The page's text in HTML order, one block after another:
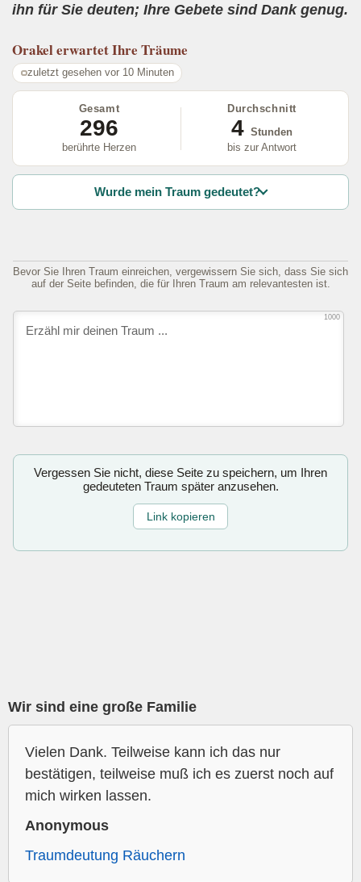
ihn für Sie deuten; Ihre Gebete sind Dank genug.
Orakelerwartet Ihre Träume
zuletzt gesehen vor 10 Minuten
Gesamt
296
berührte Herzen
Durchschnitt
4 Stunden
bis zur Antwort
Wurde mein Traum gedeutet?
Bevor Sie Ihren Traum einreichen, vergewissern Sie sich, dass Sie sich
auf der Seite befinden, die für Ihren Traum am relevantesten ist.
1000
Vergessen Sie nicht, diese Seite zu speichern, um Ihren
gedeuteten Traum später anzusehen.
Link kopieren
Wir sind eine große Familie
Vielen Dank. Teilweise kann ich das nur
bestätigen, teilweise muß ich es zuerst noch auf
mich wirken lassen.
Anonymous
Traumdeutung Räuchern